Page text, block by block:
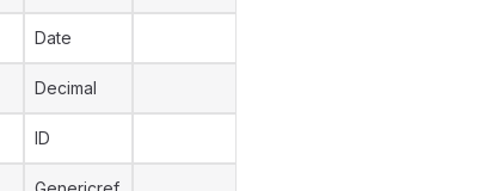
Date
Decimal
ID